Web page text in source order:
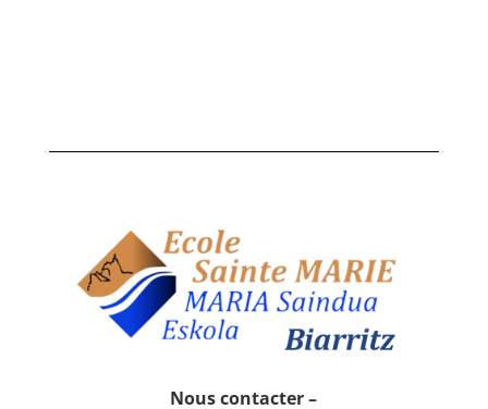
Nous contacter –